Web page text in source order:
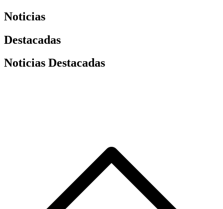
Noticias
Destacadas
Noticias Destacadas